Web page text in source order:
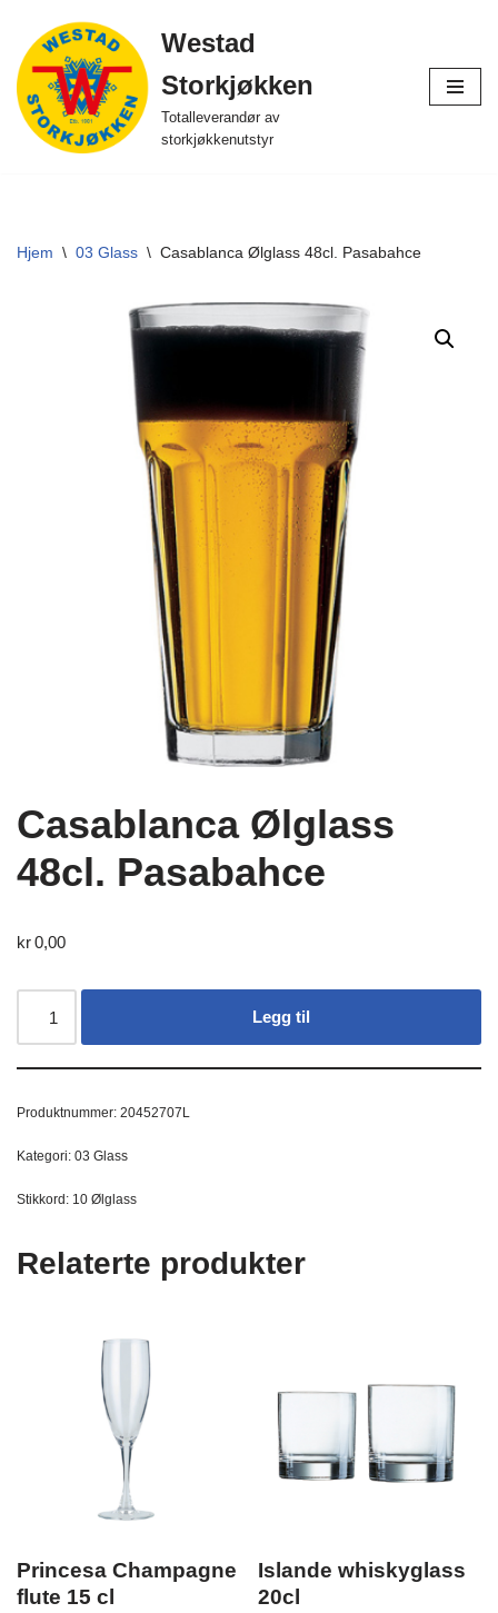
Hopp
til
innholdet
Westad
Storkjøkken
Totalleverandør av
storkjøkkenutstyr
Hjem \ 03 Glass \ Casablanca Ølglass 48cl. Pasabahce
Casablanca Ølglass
48cl. Pasabahce
kr0,00
Legg til
Produktnummer: 20452707L
Kategori: 03 Glass
Stikkord: 10 Ølglass
Relaterte produkter
Princesa Champagne
flute 15 cl
Islande whiskyglass
20cl